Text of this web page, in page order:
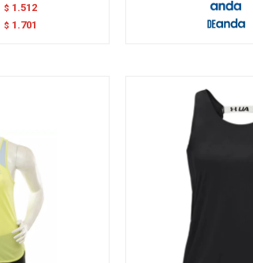
$ 1.512
$ 1.701